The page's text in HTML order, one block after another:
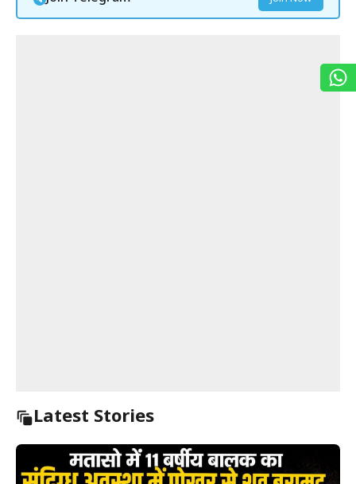
Latest Stories